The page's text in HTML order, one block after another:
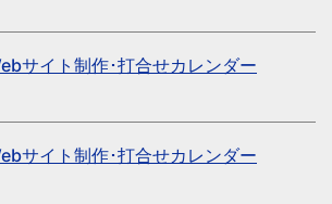
サイト制作･打合せカレンダー
サイト制作･打合せカレンダー